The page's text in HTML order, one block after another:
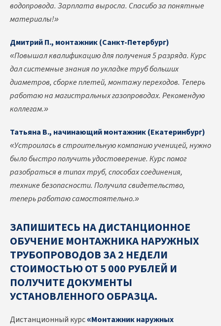
водопровода. Зарплата выросла. Спасибо за понятные
материалы!»
Дмитрий П., монтажник (Санкт-Петербург)
«Повышал квалификацию для получения 5 разряда. Курс
дал системные знания по укладке труб больших
диаметров, сборке плетей, монтажу переходов. Теперь
работаю на магистральных газопроводах. Рекомендую
коллегам.»
Татьяна В., начинающий монтажник (Екатеринбург)
«Устроилась в строительную компанию ученицей, нужно
было быстро получить удостоверение. Курс помог
разобраться в типах труб, способах соединения,
технике безопасности. Получила свидетельство,
теперь работаю самостоятельно.»
ЗАПИШИТЕСЬ НА ДИСТАНЦИОННОЕ
ОБУЧЕНИЕ МОНТАЖНИКА НАРУЖНЫХ
ТРУБОПРОВОДОВ ЗА 2 НЕДЕЛИ
СТОИМОСТЬЮ ОТ 5 000 РУБЛЕЙ И
ПОЛУЧИТЕ ДОКУМЕНТЫ
УСТАНОВЛЕННОГО ОБРАЗЦА.
Дистанционный курс«Монтажник наружных